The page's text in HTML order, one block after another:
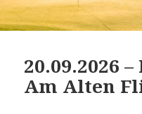
20.09.2026
Am Alten